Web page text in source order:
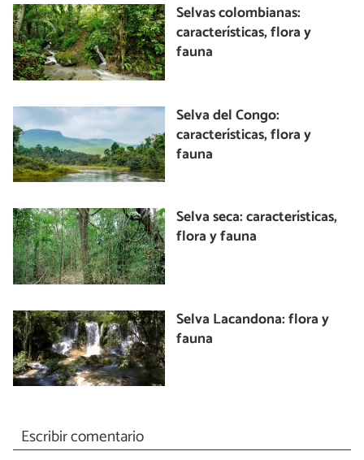
Selvas colombianas:
características, flora y
fauna
Selva del Congo:
características, flora y
fauna
Selva seca: características,
flora y fauna
Selva Lacandona: flora y
fauna
Escribir comentario